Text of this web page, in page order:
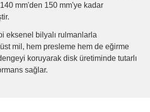
mm'den 150 mm'ye kadar
eksenel bilyalı rulmanlarla
mil, hem presleme hem de eğirme
koruyarak disk üretiminde tutarlı
sağlar.